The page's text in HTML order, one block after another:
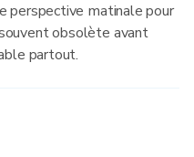
perspective matinale pour
obsolète avant
partout.